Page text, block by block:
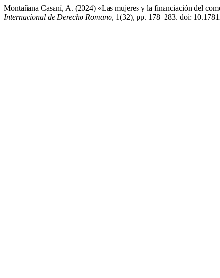
Montañana Casaní, A. (2024) «Las mujeres y la financiación del
Internacional de Derecho Romano, 1(32), pp. 178–283. doi: